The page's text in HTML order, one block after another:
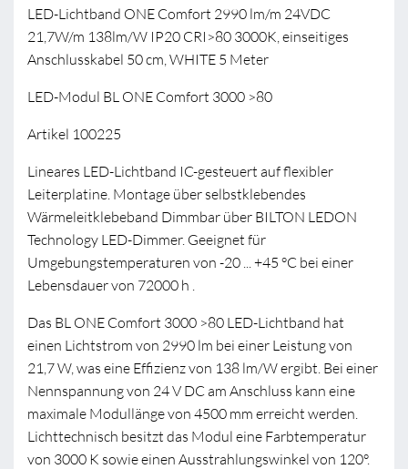
LED-Lichtband ONE Comfort 2990 lm/m 24VDC
21,7W/m 138lm/W IP20 CRI>80 3000K, einseitiges
Anschlusskabel 50 cm, WHITE 5 Meter
LED-Modul BL ONE Comfort 3000 >80
Artikel 100225
Lineares LED-Lichtband IC-gesteuert auf flexibler
Leiterplatine. Montage über selbstklebendes
Wärmeleitklebeband Dimmbar über BILTON LEDON
Technology LED-Dimmer. Geeignet für
Umgebungstemperaturen von -20 ... +45 °C bei einer
Lebensdauer von 72000 h .
Das BL ONE Comfort 3000 >80 LED-Lichtband hat
einen Lichtstrom von 2990 lm bei einer Leistung von
21,7 W, was eine Effizienz von 138 lm/W ergibt. Bei einer
Nennspannung von 24 V DC am Anschluss kann eine
maximale Modullänge von 4500 mm erreicht werden.
Lichttechnisch besitzt das Modul eine Farbtemperatur
von 3000 K sowie einen Ausstrahlungswinkel von 120°.